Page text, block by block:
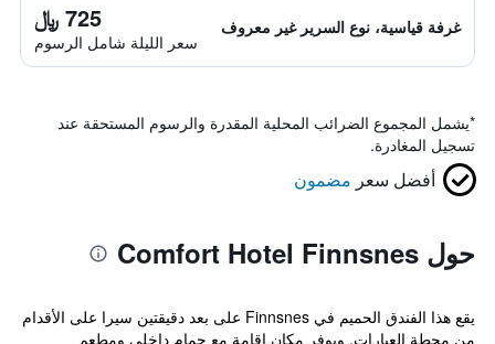
غرفة قياسية، نوع السرير غير معروف 725 ﷼
سعر الليلة شامل الرسوم
*يشمل المجموع الضرائب المحلية المقدرة والرسوم المستحقة عند
تسجيل المغادرة.
أفضل سعر مضمون
حول Comfort Hotel Finnsnes
يقع هذا الفندق الحميم في Finnsnes على بعد دقيقتين سيرا على الأقدام
من محطة العبارات. ويوفر مكان إقامة مع حمام داخلي ومطعم